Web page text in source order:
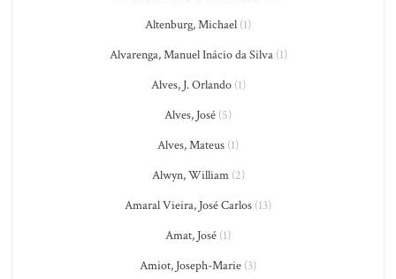
Altenburg, Michael (1)
Alvarenga, Manuel Inácio da Silva(1)
Alves, J. Orlando(1)
Alves, José (5)
Alves, Mateus (1)
Alwyn, William(2)
Amaral Vieira, José Carlos (13)
Amat, José (1)
Amiot, Joseph-Marie (3)